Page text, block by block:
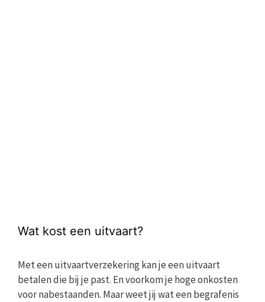
Wat kost een uitvaart?
Met een uitvaartverzekering kan je een uitvaart
betalen die bij je past. En voorkom je hoge onkosten
voor nabestaanden. Maar weet jij wat een begrafenis